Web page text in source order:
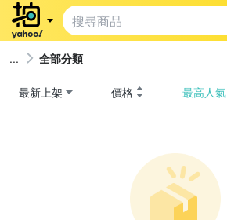
全部分類
最新上架 價格 最高人氣